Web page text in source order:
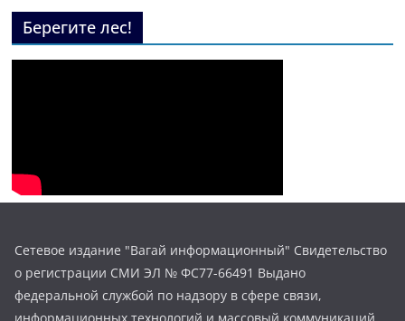
Берегите лес!
Сетевое издание "Вагай информационный" Свидетельство
о регистрации СМИ ЭЛ № ФС77-66491 Выдано
федеральной службой по надзору в сфере связи,